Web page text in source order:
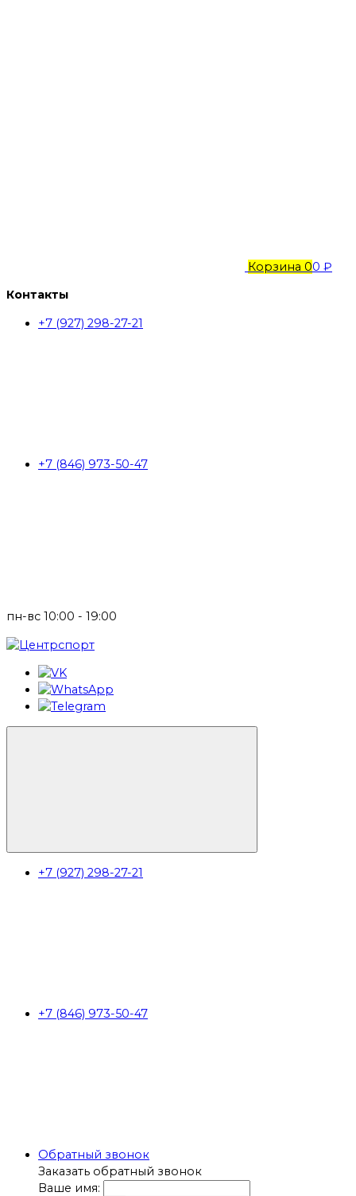
Корзина 00 ₽
Контакты
+7 (927) 298-27-21
+7 (846) 973-50-47
пн-вс 10:00 - 19:00
+7 (927) 298-27-21
+7 (846) 973-50-47
Обратный звонок
Заказать обратный звонок
Ваше имя: